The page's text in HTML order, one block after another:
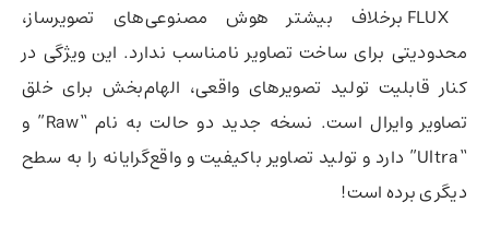
FLUX برخلاف بیشتر هوش مصنوعی‌های تصویرساز،
محدودیتی برای ساخت تصاویر نامناسب ندارد. این ویژگی در
کنار قابلیت تولید تصویرهای واقعی، الهام‌بخش برای خلق
تصاویر وایرال است. نسخه جدید دو حالت به نام “Raw” و
“Ultra” دارد و تولید تصاویر باکیفیت و واقع‌گرایانه را به سطح
دیگری برده است!